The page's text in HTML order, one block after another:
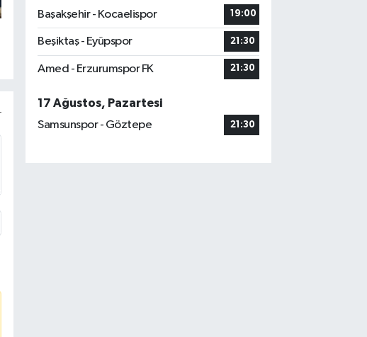
Başakşehir - Kocaelispor
19:00
Beşiktaş - Eyüpspor 21:30
Amed - Erzurumspor FK 21:30
17 Ağustos, Pazartesi
Samsunspor - Göztepe
21:30